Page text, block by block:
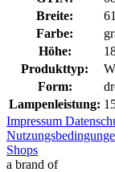
Breite:
Farbe:
Höhe:
Produkttyp:
Form:
Lampenleistung:
Impressum
Shops
a brand of